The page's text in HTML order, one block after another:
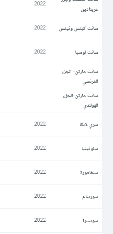
غرينادين
2022
سانت كيتس ونيفس 2022
سانت لوسيا 2022
سانت مارتن- الجزء
الفرنسي
سانت مارتن-الجزء
الهولندي
سري لانكا 2022
سلوفينيا 2022
سنغافورة 2022
سورينام 2022
سويسرا 2022